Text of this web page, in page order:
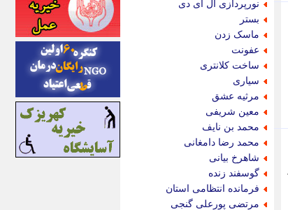
نورپردازی ال ای دی
بستر
ماسک زدن
عفونت
ساخت کلانتری
سیاری
مرثیه عشق
معین شریفی
محمد بن نایف
محمد رضا دامغانی
شاهرخ بیانی
گوسفند زنده
فرمانده انتظامی استان
مرتضی پورعلی گنجی
ایلنا
اینتیتر
ایونا نیوز
بازتاب آنلاین
باشگاه خبرنگاران
باغستان نیوز
بامبوک
ببین و بخون
بدینسان
بنکر